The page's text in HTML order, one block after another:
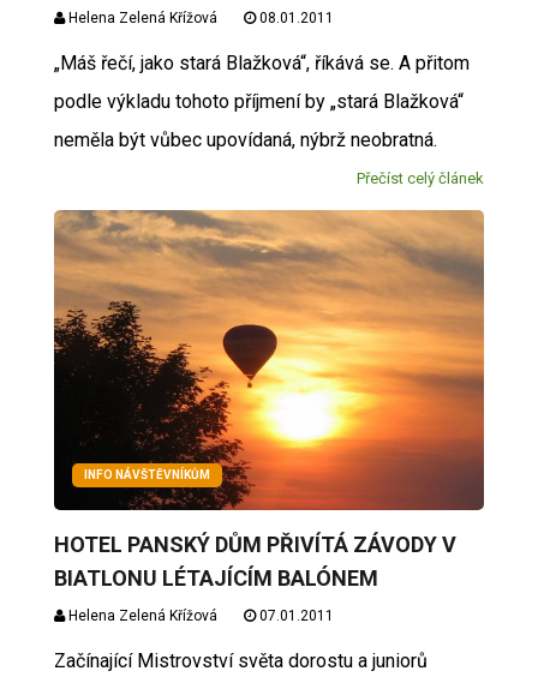
Helena Zelená Křížová 08.01.2011
„Máš řečí, jako stará Blažková“, říkává se. A přitom
podle výkladu tohoto příjmení by „stará Blažková“
neměla být vůbec upovídaná, nýbrž neobratná.
Přečíst celý článek
INFO NÁVŠTĚVNÍKŮM
HOTEL PANSKÝ DŮM PŘIVÍTÁ ZÁVODY V
BIATLONU LÉTAJÍCÍM BALÓNEM
Helena Zelená Křížová 07.01.2011
Začínající Mistrovství světa dorostu a juniorů